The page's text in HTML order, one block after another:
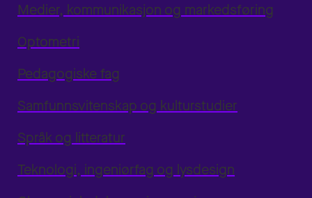
Medier, kommunikasjon og markedsføring
Optometri
Pedagogiske fag
Samfunnsvitenskap og kulturstudier
Språk og litteratur
Teknologi, ingeniørfag og lysdesign